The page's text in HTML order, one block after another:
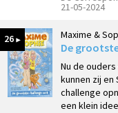
21-05-2024
26 Maxime &
De
Nu de
kunnen zij
challenge
een klein